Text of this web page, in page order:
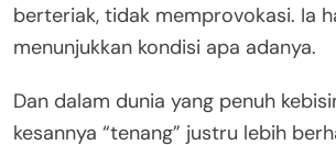
berteriak, tidak memprovokasi. Ia
menunjukkan kondisi apa adanya.
Dan dalam dunia yang penuh
kesannya “tenang” justru lebih